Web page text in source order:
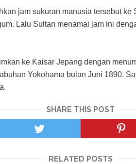
jam sukuran manusia tersebut ke
Lalu Sultan menamai jam ini
ke Kaisar Jepang dengan
Yokohama bulan Juni 1890.
SHARE THIS POST
RELATED POSTS